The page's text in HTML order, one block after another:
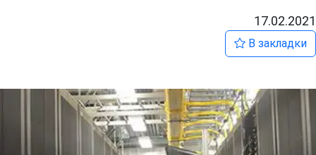
17.02.2021
В закладки